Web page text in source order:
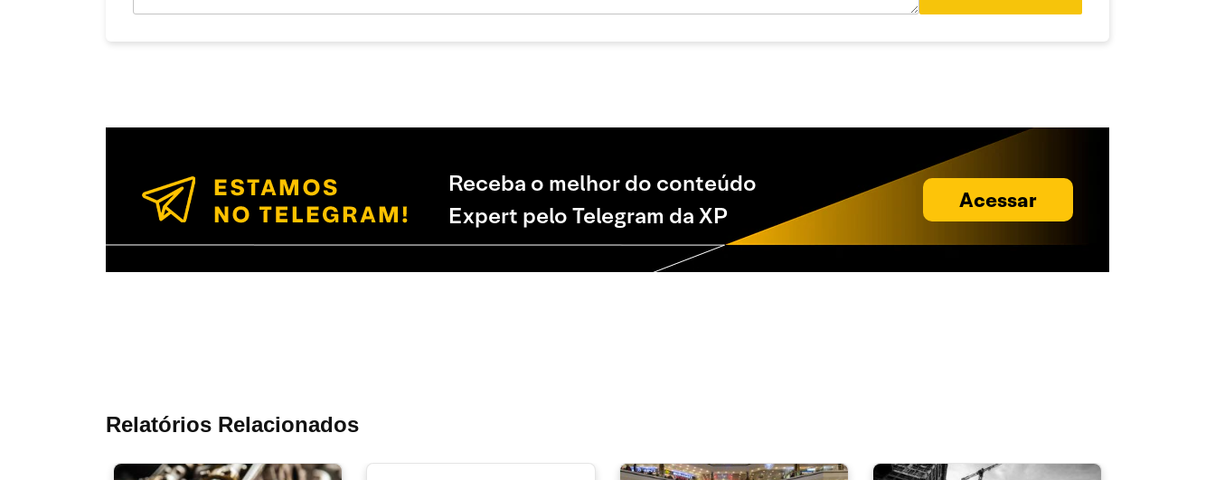
Receba o melhor do conteúdo
Expert pelo Telegram da XP
Acessar
Relatórios Relacionados